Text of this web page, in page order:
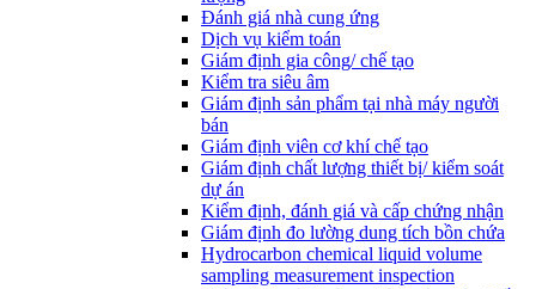
Đánh giá nhà cung ứng
Dịch vụ kiểm toán
Giám định gia công/ chế tạo
Kiểm tra siêu âm
Giám định sản phẩm tại nhà máy người
bán
Giám định viên cơ khí chế tạo
Giám định chất lượng thiết bị/ kiểm soát
dự án
Kiểm định, đánh giá và cấp chứng nhận
Giám định đo lường dung tích bồn chứa
Hydrocarbon chemical liquid volume
sampling measurement inspection